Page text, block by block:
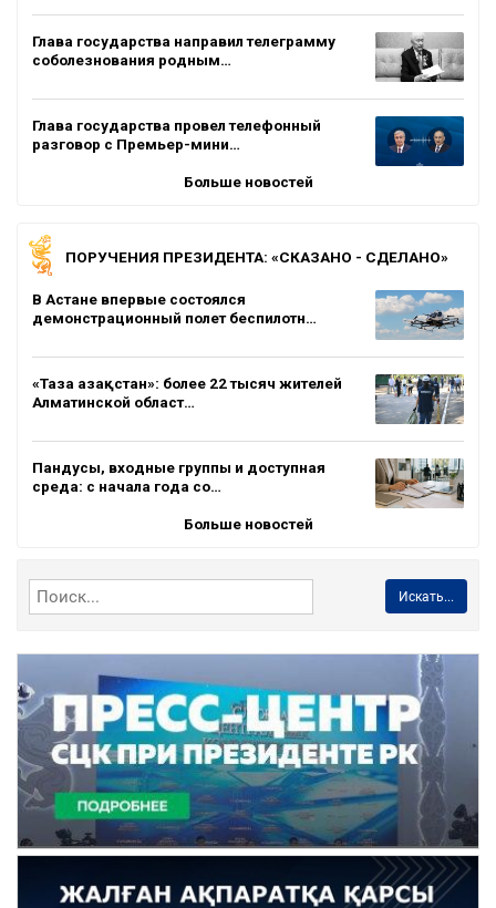
Глава государства направил телеграмму
соболезнования родным…
Глава государства провел телефонный
разговор с Премьер-мини…
Больше новостей
ПОРУЧЕНИЯ ПРЕЗИДЕНТА: «СКАЗАНО - СДЕЛАНО»
В Астане впервые состоялся
демонстрационный полет беспилотн…
«Таза Қазақстан»: более 22 тысяч жителей
Алматинской област…
Пандусы, входные группы и доступная
среда: с начала года со…
Больше новостей
Искать...